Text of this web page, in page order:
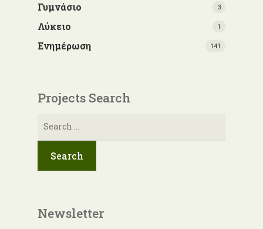
Γυμνάσιο 3
Λύκειο 1
Ενημέρωση 141
Projects Search
Αναζήτηση
Newsletter